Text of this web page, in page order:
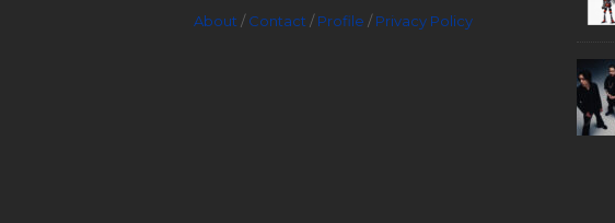
About /Contact /Profile /Privacy Policy